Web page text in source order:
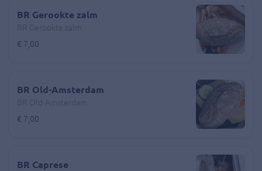
BR Gerookte zalm
€ 7,00
BR Old-Amsterdam
€ 7,00
BR Caprese